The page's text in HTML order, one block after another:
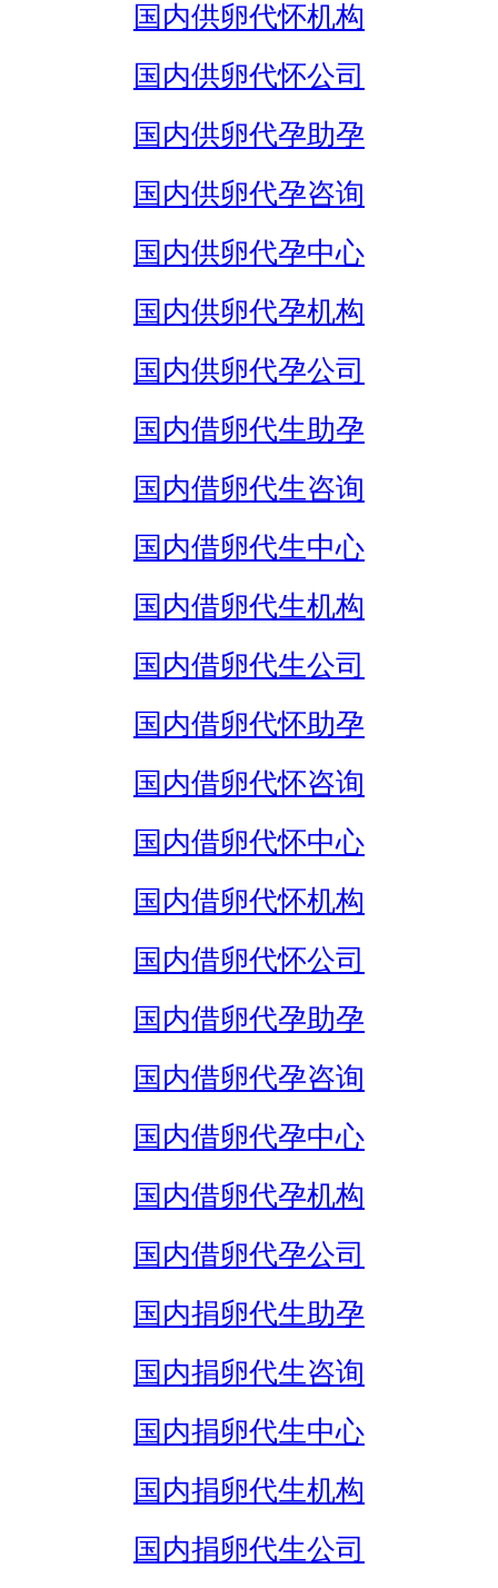
国内供卵代怀机构
国内供卵代怀公司
国内供卵代孕助孕
国内供卵代孕咨询
国内供卵代孕中心
国内供卵代孕机构
国内供卵代孕公司
国内借卵代生助孕
国内借卵代生咨询
国内借卵代生中心
国内借卵代生机构
国内借卵代生公司
国内借卵代怀助孕
国内借卵代怀咨询
国内借卵代怀中心
国内借卵代怀机构
国内借卵代怀公司
国内借卵代孕助孕
国内借卵代孕咨询
国内借卵代孕中心
国内借卵代孕机构
国内借卵代孕公司
国内捐卵代生助孕
国内捐卵代生咨询
国内捐卵代生中心
国内捐卵代生机构
国内捐卵代生公司